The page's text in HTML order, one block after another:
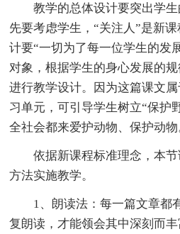
教学的总体设计要突出学生
先要考虑学生，“关注人”是新
计要“一切为了每一位学生的发
对象，根据学生的身心发展的
进行教学设计。因为这篇课文
习单元，可引导学生树立“保护
全社会都来爱护动物、保护动物
依据新课程标准理念，本节
方法实施教学。
1、朗读法：每一篇文章都
复朗读，才能领会其中深刻而